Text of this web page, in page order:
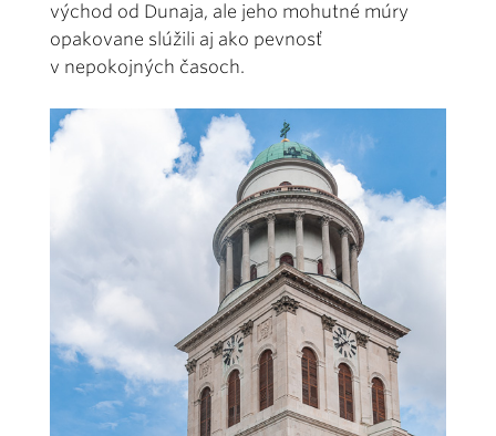
východ od Dunaja, ale jeho mohutné múry
opakovane slúžili aj ako pevnosť
v nepokojných časoch.